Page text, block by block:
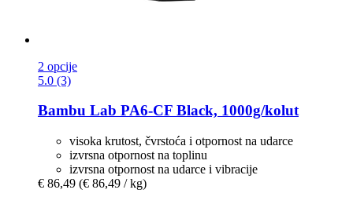
2 opcije
5.0 (3)
Bambu Lab PA6-​CF Black, 1000g/kolut
visoka krutost, čvrstoća i otpornost na udarce
izvrsna otpornost na toplinu
izvrsna otpornost na udarce i vibracije
€ 86,49 (€ 86,49 / kg)